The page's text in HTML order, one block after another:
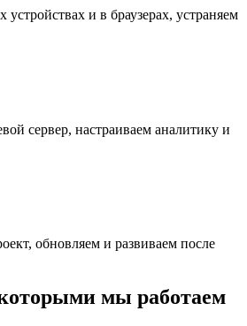
устройствах и в браузерах, устраняем
сервер, настраиваем аналитику и
обновляем и развиваем после
мы работаем